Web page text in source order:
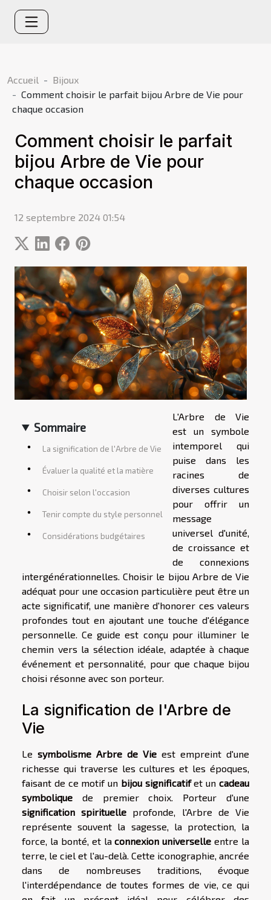
Accueil
Bijoux
Comment choisir le parfait bijou Arbre de Vie pour
chaque occasion
Comment choisir le parfait
bijou Arbre de Vie pour
chaque occasion
12 septembre 2024 01:54
Sommaire
La signification de l'Arbre de Vie
Évaluer la qualité et la matière
Choisir selon l'occasion
Tenir compte du style personnel
Considérations budgétaires
L'Arbre de Vie
est un symbole
intemporel qui
puise dans les
racines de
diverses cultures
pour offrir un
message
universel d'unité,
de croissance et
de connexions
intergénérationnelles. Choisir le bijou Arbre de Vie
adéquat pour une occasion particulière peut être un
acte significatif, une manière d'honorer ces valeurs
profondes tout en ajoutant une touche d'élégance
personnelle. Ce guide est conçu pour illuminer le
chemin vers la sélection idéale, adaptée à chaque
événement et personnalité, pour que chaque bijou
choisi résonne avec son porteur.
La signification de l'Arbre de
Vie
Le symbolisme Arbre de Vie est empreint d'une
richesse qui traverse les cultures et les époques,
faisant de ce motif un bijou significatifet uncadeau
symbolique de premier choix. Porteur d'une
signification spirituelle profonde, l'Arbre de Vie
représente souvent la sagesse, la protection, la
force, la bonté, et laconnexion universelle entre la
terre, le ciel et l'au-delà. Cette iconographie, ancrée
dans de nombreuses traditions, évoque
l'interdépendance de toutes formes de vie, ce qui